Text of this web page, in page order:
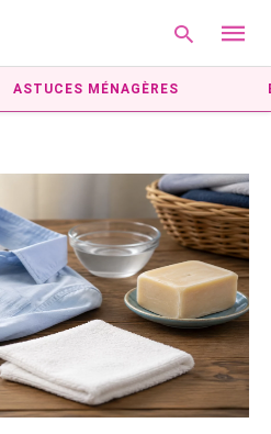
Type
your
search
query
and
hit
enter:
ASTUCES MÉNAGÈRES